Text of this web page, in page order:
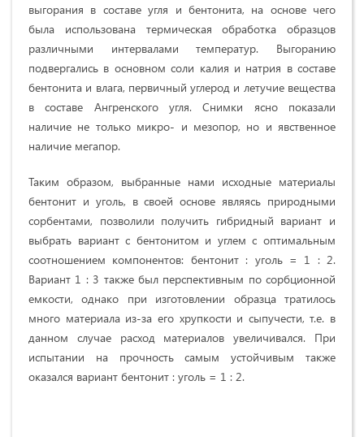
выгорания в составе угля и бентонита, на основе чего
была использована термическая обработка образцов
различными интервалами температур. Выгоранию
подвергались в основном соли калия и натрия в составе
бентонита и влага, первичный углерод и летучие вещества
в составе Ангренского угля. Снимки ясно показали
наличие не только микро- и мезопор, но и явственное
наличие мегапор.
Таким образом, выбранные нами исходные материалы
бентонит и уголь, в своей основе являясь природными
сорбентами, позволили получить гибридный вариант и
выбрать вариант с бентонитом и углем с оптимальным
соотношением компонентов: бентонит : уголь = 1 : 2.
Вариант 1 : 3 также был перспективным по сорбционной
емкости, однако при изготовлении образца тратилось
много материала из-за его хрупкости и сыпучести, т.е. в
данном случае расход материалов увеличивался. При
испытании на прочность самым устойчивым также
оказался вариант бентонит : уголь = 1 : 2.